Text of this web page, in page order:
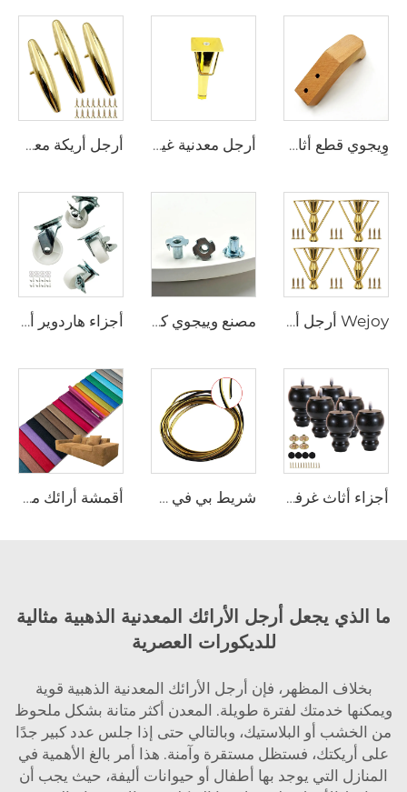
وِيجوي قطع أثاث جديدة وصلت حديثًا، أرجل خشبية بارتفاع 12 سم للأريكة أرجل معدنية غير قابلة للانزلاق باللون الذهبي من شركة وي جوي، لإكسسوارات الأثاث المعدنية، وأقدام الطاولات، وأرجل الخزانات، وأرجل الأرائك أرجل أريكة معدنية عصرية جديدة من وي جوي، ارتفاعها ٢٥ سم، مطلية باللون الذهبي اللامع
Wejoy أرجل أثاث فاخرة على شكل كروم ذهبي لأرائك وخزائن وسرائر، إكسسوارات أثاث مصنع وييجوي كربون ستيل مطلي بالزنك برغي رباعي المخالب T-Nut لحوامل الطاولات وجدران تسلق الصخور وقطع النجارة أجزاء هاردوير أثاث من مصنع ويجوي عجلات بلاستيكية وحديدية مقاس 1.5 بوصة، 2 بوصة
أجزاء أثاث غرفة النوم من وي جوي، قدم خشبية معتمدة بارتفاع 13 سم لطاولة غرفة النوم شريط بي في سي مرن من وي جوي P05، شريط حافة ديكوري مطلي باللون الذهبي ومدمج أقمشة أرائك من ماركة وي جوي المخصصة المصنوعة من البوليستر، مطبوعة ومُزخرفة بتأثير الحرق (Burnout) وملمس المخمل، تُستخدم في التنجيد، ومواد تنجيد حديثة متينة للبيع بالجملة بالمتر
ما الذي يجعل أرجل الأرائك المعدنية الذهبية مثالية
للديكورات العصرية
بخلاف المظهر، فإن أرجل الأرائك المعدنية الذهبية قوية
ويمكنها خدمتك لفترة طويلة. المعدن أكثر متانة بشكل ملحوظ
من الخشب أو البلاستيك، وبالتالي حتى إذا جلس عدد كبير جدًا
على أريكتك، فستظل مستقرة وآمنة. هذا أمر بالغ الأهمية في
المنازل التي يوجد بها أطفال أو حيوانات أليفة، حيث يجب أن